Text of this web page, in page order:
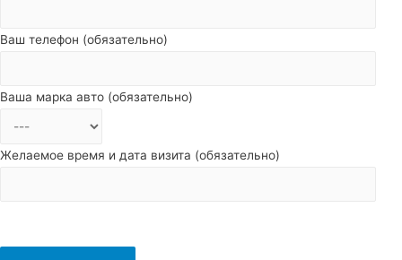
Ваш телефон (обязательно)
Ваша марка авто (обязательно)
Желаемое время и дата визита (обязательно)